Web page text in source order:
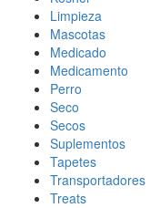
Limpieza
Mascotas
Medicado
Medicamento
Perro
Seco
Secos
Suplementos
Tapetes
Transportadores
Treats